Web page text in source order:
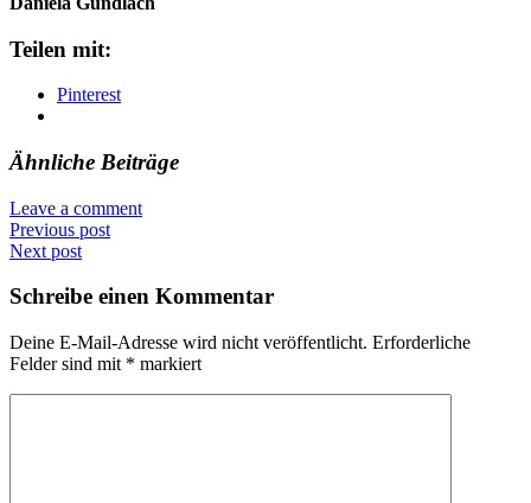
Teilen mit:
Pinterest
Ähnliche Beiträge
Leave a comment
Previous post
Next post
Schreibe einen Kommentar
Deine E-Mail-Adresse wird nicht veröffentlicht. Erforderliche
Felder sind mit * markiert